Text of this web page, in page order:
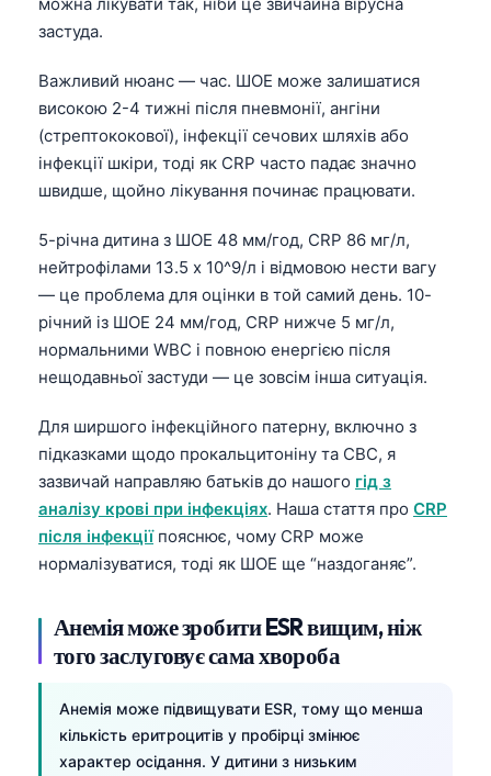
застуда.
Важливий нюанс — час. ШОЕ може залишатися
високою 2-4 тижні після пневмонії, ангіни
(стрептококової), інфекції сечових шляхів або
інфекції шкіри, тоді як CRP часто падає значно
швидше, щойно лікування починає працювати.
5-річна дитина з ШОЕ 48 мм/год, CRP 86 мг/л,
нейтрофілами 13.5 x 10^9/л і відмовою нести вагу
— це проблема для оцінки в той самий день. 10-
річний із ШОЕ 24 мм/год, CRP нижче 5 мг/л,
нормальними WBC і повною енергією після
нещодавньої застуди — це зовсім інша ситуація.
Для ширшого інфекційного патерну, включно з
підказками щодо прокальцитоніну та CBC, я
зазвичай направляю батьків до нашого гід з
аналізу крові при інфекціях. Наша стаття про CRP
після інфекціїпояснює, чому CRP може
нормалізуватися, тоді як ШОЕ ще “наздоганяє”.
Анемія може зробити ESR вищим, ніж
того заслуговує сама хвороба
Анемія може підвищувати ESR, тому що менша
кількість еритроцитів у пробірці змінює
характер осідання. У дитини з низьким